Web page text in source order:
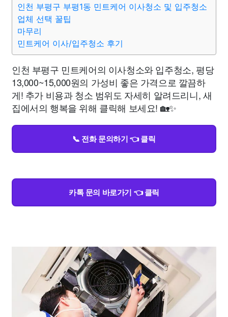
인천 부평구 부평1동 민트케어 이사청소 및 입주청소
업체 선택 꿀팁
마무리
민트케어 이사/입주청소 후기
인천 부평구 민트케어의 이사청소와 입주청소, 평당
13,000~15,000원의 가성비 좋은 가격으로 깔끔하
게! 추가 비용과 청소 범위도 자세히 알려드리니, 새
집에서의 행복을 위해 클릭해 보세요! 🏡✨
📞 전화 문의하기 👈 클릭
카톡 문의 바로가기 👈 클릭